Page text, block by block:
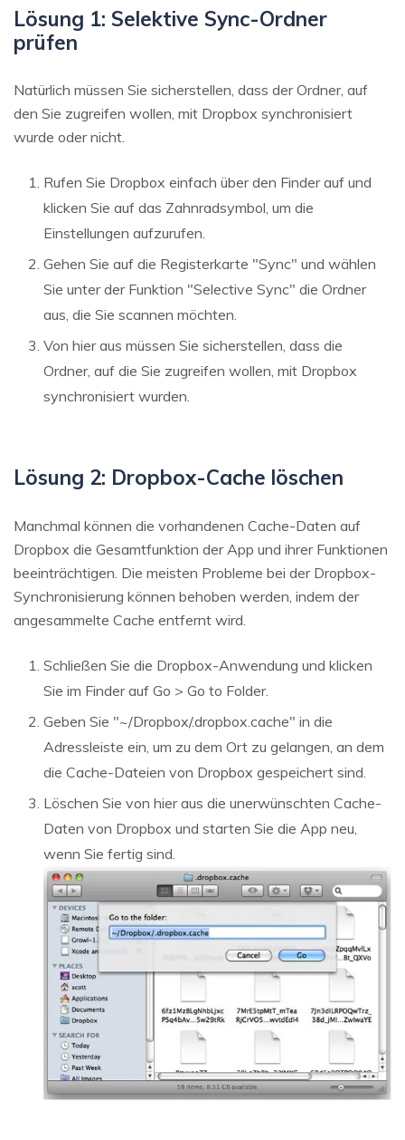
Lösung 1: Selektive Sync-Ordner
prüfen
Natürlich müssen Sie sicherstellen, dass der Ordner, auf
den Sie zugreifen wollen, mit Dropbox synchronisiert
wurde oder nicht.
Rufen Sie Dropbox einfach über den Finder auf und
klicken Sie auf das Zahnradsymbol, um die
Einstellungen aufzurufen.
Gehen Sie auf die Registerkarte "Sync" und wählen
Sie unter der Funktion "Selective Sync" die Ordner
aus, die Sie scannen möchten.
Von hier aus müssen Sie sicherstellen, dass die
Ordner, auf die Sie zugreifen wollen, mit Dropbox
synchronisiert wurden.
Lösung 2: Dropbox-Cache löschen
Manchmal können die vorhandenen Cache-Daten auf
Dropbox die Gesamtfunktion der App und ihrer Funktionen
beeinträchtigen. Die meisten Probleme bei der Dropbox-
Synchronisierung können behoben werden, indem der
angesammelte Cache entfernt wird.
Schließen Sie die Dropbox-Anwendung und klicken
Sie im Finder auf Go > Go to Folder.
Geben Sie "~/Dropbox/.dropbox.cache" in die
Adressleiste ein, um zu dem Ort zu gelangen, an dem
die Cache-Dateien von Dropbox gespeichert sind.
Löschen Sie von hier aus die unerwünschten Cache-
Daten von Dropbox und starten Sie die App neu,
wenn Sie fertig sind.